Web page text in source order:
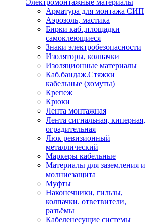
Электромонтажные материалы
Арматура для монтажа СИП
Аэрозоль, мастика
Бирки каб.,площадки
самоклеющиеся
Знаки электробезопасности
Изоляторы, колпачки
Изоляционные материалы
Каб.бандаж.Стяжки
кабельные (хомуты)
Крепеж
Крюки
Лента монтажная
Лента сигнальная, киперная,
оградительная
Люк ревизионный
металлический
Маркеры кабельные
Материалы для заземления и
молниезащита
Муфты
Наконечники, гильзы,
колпачки. ответвители,
разъёмы
Кабеленесущие системы